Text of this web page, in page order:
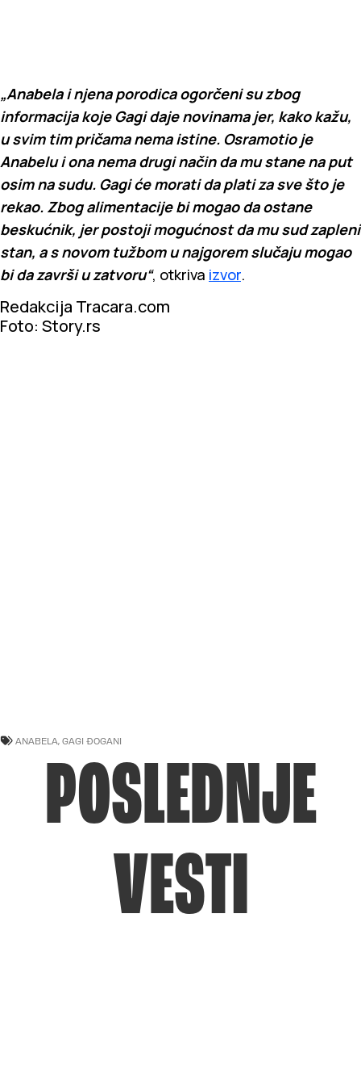
„Anabela i njena porodica ogorčeni su zbog
informacija koje Gagi daje novinama jer, kako kažu,
u svim tim pričama nema istine. Osramotio je
Anabelu i ona nema drugi način da mu stane na put
osim na sudu. Gagi će morati da plati za sve što je
rekao. Zbog alimentacije bi mogao da ostane
beskućnik, jer postoji mogućnost da mu sud zapleni
stan, a s novom tužbom u najgorem slučaju mogao
bi da završi u zatvoru“, otkriva izvor.
Redakcija Tracara.com
Foto: Story.rs
ANABELA, GAGI ĐOGANI
POSLEDNJE
VESTI